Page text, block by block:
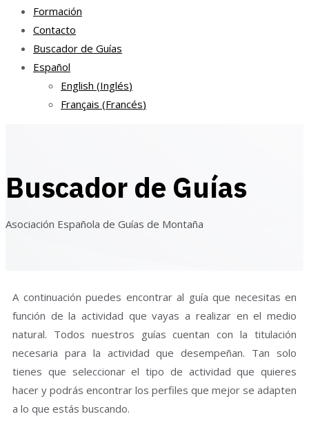
Formación
Contacto
Buscador de Guías
Español
English (Inglés)
Français (Francés)
Buscador de Guías
Asociación Española de Guías de Montaña
A continuación puedes encontrar al guía que necesitas en
función de la actividad que vayas a realizar en el medio
natural. Todos nuestros guías cuentan con la titulación
necesaria para la actividad que desempeñan. Tan solo
tienes que seleccionar el tipo de actividad que quieres
hacer y podrás encontrar los perfiles que mejor se adapten
a lo que estás buscando.